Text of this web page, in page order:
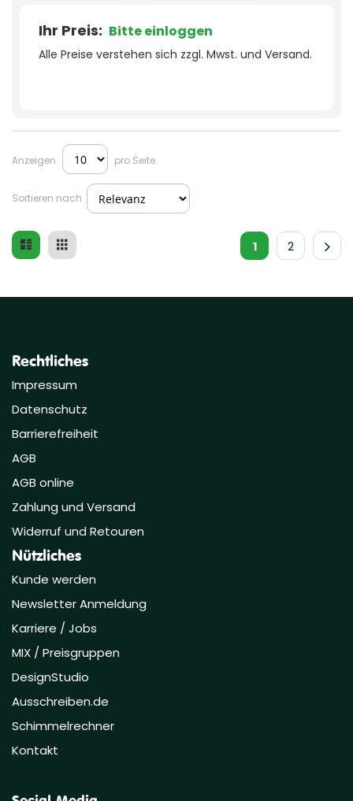
Ihr Preis: Bitte einloggen
Alle Preise verstehen sich zzgl. Mwst. und Versand.
Anzeigen pro Seite
Sortieren nach
1 2
Ansicht
Liste Raster
Rechtliches
Impressum
Datenschutz
Barrierefreiheit
AGB
AGB online
Zahlung und Versand
Widerruf und Retouren
Nützliches
Kunde werden
Newsletter Anmeldung
Karriere / Jobs
MIX / Preisgruppen
DesignStudio
Ausschreiben.de
Schimmelrechner
Kontakt